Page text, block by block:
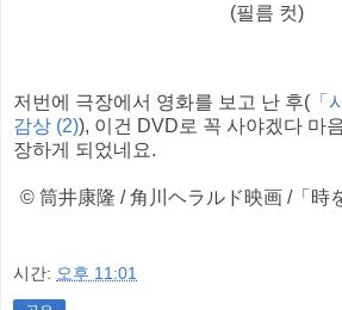
(필름 컷)
저번에 극장에서 영화를 보고 난 후( 「
감상 (2)), 이건 DVD로 꼭 사야겠다 마
장하게 되었네요.
© 筒井康隆 / 角川ヘラルド映画 /「時
시간: 오후 11:01